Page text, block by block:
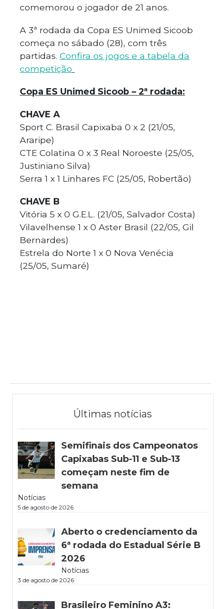
comemorou o jogador de 21 anos.
A 3ª rodada da Copa ES Unimed Sicoob
começa no sábado (28), com três
partidas. Confira os jogos e a tabela da
competição
Copa ES Unimed Sicoob – 2ª rodada:
CHAVE A
Sport C. Brasil Capixaba 0 x 2 (21/05,
Araripe)
CTE Colatina 0 x 3 Real Noroeste (25/05,
Justiniano Silva)
Serra 1 x 1 Linhares FC (25/05, Robertão)
CHAVE B
Vitória 5 x 0 G.E.L. (21/05, Salvador Costa)
Vilavelhense 1 x 0 Aster Brasil (22/05, Gil
Bernardes)
Estrela do Norte 1 x 0 Nova Venécia
(25/05, Sumaré)
Últimas notícias
Semifinais dos Campeonatos
Capixabas Sub-11 e Sub-13
começam neste fim de
semana
Notícias
5 de agosto de 2026
Aberto o credenciamento da
6ª rodada do Estadual Série B
2026
Notícias
3 de agosto de 2026
Brasileiro Feminino A3: